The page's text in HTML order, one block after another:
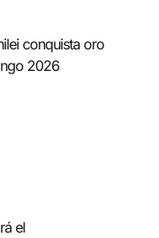
conquista oro
2026
el